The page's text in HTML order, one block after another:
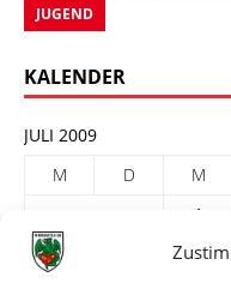
JUGEND
KALENDER
JULI 2009
M
D M
1
6
8